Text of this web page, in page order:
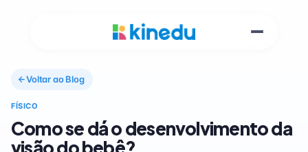
Voltar ao Blog
FÍSICO
Como se dá o desenvolvimento da